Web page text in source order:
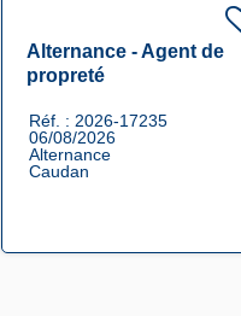
Alternance - Agent de
propreté
Réf. : 2026-17235
06/08/2026
Alternance
Caudan